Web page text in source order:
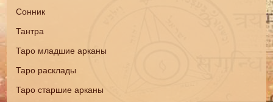
Сонник
Тантра
Таро младшие арканы
Таро расклады
Таро старшие арканы